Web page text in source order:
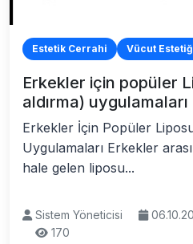
Estetik Cerrahi Vücut
Erkekler için popüler
aldırma) uygulamaları
Erkekler İçin Popüler
Uygulamaları Erkekler
hale gelen liposu...
Sistem Yöneticisi
170